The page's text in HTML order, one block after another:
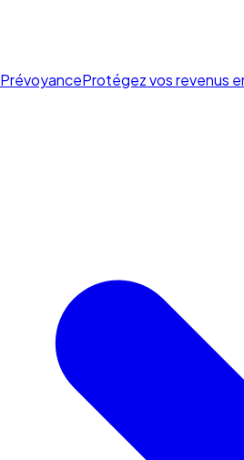
PrévoyanceProtégez vos revenus